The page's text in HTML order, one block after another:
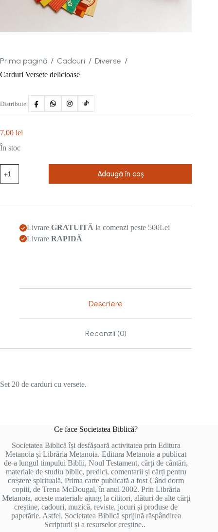
Prima pagină / Cadouri / Diverse /
Carduri Versete delicioase
Distribuie:
7,00 lei
În stoc
Carduri
Versete
Adaugă în coș
Livrare GRATUITĂ la comenzi peste 500Lei
Livrare RAPIDĂ
Descriere
Recenzii (0)
Set 20 de carduri cu versete.
Ce face Societatea Biblică?
Societatea Biblică își desfășoară activitatea prin Editura
Metanoia și Librăria Metanoia. Editura Metanoia a publicat
de-a lungul timpului Biblii, Noul Testament, cărți de cântări,
materiale de studiu biblic, predici, comentarii și cărți pentru
creștere spirituală. Prima carte publicată a fost Când dorm
copiii, de Trena McDougal, în anul 2002. Prin Librăria
Metanoia, aceste materiale ajung la cititori, alături de alte cărți
creștine, cadouri, muzică, reviste, jocuri și produse de
papetărie. Astfel, Societatea Biblică sprijină răspândirea
Scripturii și a resurselor creștine..